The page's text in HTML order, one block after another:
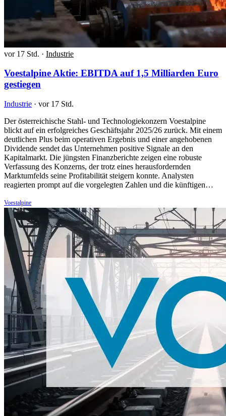
vor 17 Std. · Industrie
Voestalpine Aktie: EBITDA auf 1,5 Milliarden Euro
gestiegen
Industrie · vor 17 Std.
Der österreichische Stahl- und Technologiekonzern Voestalpine
blickt auf ein erfolgreiches Geschäftsjahr 2025/26 zurück. Mit einem
deutlichen Plus beim operativen Ergebnis und einer angehobenen
Dividende sendet das Unternehmen positive Signale an den
Kapitalmarkt. Die jüngsten Finanzberichte zeigen eine robuste
Verfassung des Konzerns, der trotz eines herausfordernden
Marktumfelds seine Profitabilität steigern konnte. Analysten
reagierten prompt auf die vorgelegten Zahlen und die künftigen…
Voestalpine